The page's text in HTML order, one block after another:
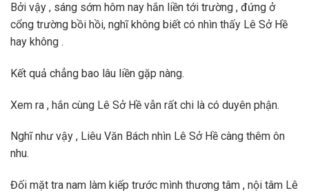
Bởi vậy , sáng sớm hôm nay hắn liền tới trường , đứng ở
cổng trường bồi hồi, nghĩ không biết có nhìn thấy Lê Sở Hề
hay không .
Kết quả chẳng bao lâu liền gặp nàng.
Xem ra , hắn cùng Lê Sở Hề vẫn rất chi là có duyên phận.
Nghĩ như vậy , Liêu Văn Bách nhìn Lê Sở Hề càng thêm ôn
nhu.
Đối mặt tra nam làm kiếp trước mình thương tâm , nội tâm Lê